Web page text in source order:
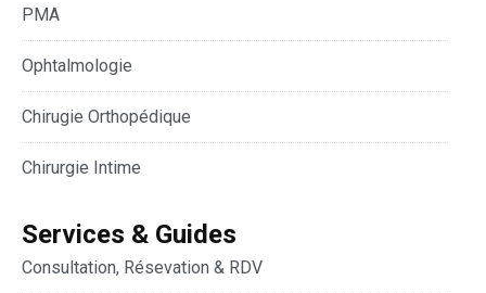
PMA
Ophtalmologie
Chirugie Orthopédique
Chirurgie Intime
Services & Guides
Consultation, Résevation & RDV